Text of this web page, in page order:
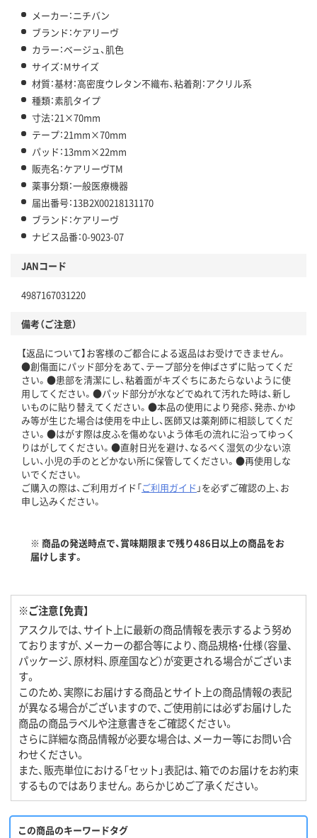
メーカー：ニチバン
ブランド：ケアリーヴ
カラー：ベージュ、肌色
サイズ：Mサイズ
材質：基材：高密度ウレタン不織布、粘着剤：アクリル系
種類：素肌タイプ
寸法：21×70mm
テープ：21mm×70mm
パッド：13mm×22mm
販売名：ケアリーヴTM
薬事分類：一般医療機器
届出番号：13B2X00218131170
ブランド：ケアリーヴ
ナビス品番：0-9023-07
JANコード
4987167031220
備考（ご注意）
【返品について】お客様のご都合による返品はお受けできません。
●創傷面にパッド部分をあて、テープ部分を伸ばさずに貼ってくだ
さい。●患部を清潔にし、粘着面がキズぐちにあたらないように使
用してください。●パッド部分が水などでぬれて汚れた時は、新し
いものに貼り替えてください。●本品の使用により発疹、発赤、かゆ
み等が生じた場合は使用を中止し、医師又は薬剤師に相談してくだ
さい。●はがす際は皮ふを傷めないよう体毛の流れに沿ってゆっく
りはがしてください。●直射日光を避け、なるべく湿気の少ない涼
しい、小児の手のとどかない所に保管してください。●再使用しな
いでください。
ご購入の際は、ご利用ガイド「ご利用ガイド 」を必ずご確認の上、お
申し込みください。
※ 商品の発送時点で、賞味期限まで残り486日以上の商品をお
届けします。
※ご注意【免責】
アスクルでは、サイト上に最新の商品情報を表示するよう努め
ておりますが、メーカーの都合等により、商品規格・仕様（容量、
パッケージ、原材料、原産国など）が変更される場合がございま
す。
このため、実際にお届けする商品とサイト上の商品情報の表記
が異なる場合がございますので、ご使用前には必ずお届けした
商品の商品ラベルや注意書きをご確認ください。
さらに詳細な商品情報が必要な場合は、メーカー等にお問い合
わせください。
また、販売単位における「セット」表記は、箱でのお届けをお約束
するものではありません。あらかじめご了承ください。
この商品のキーワードタグ